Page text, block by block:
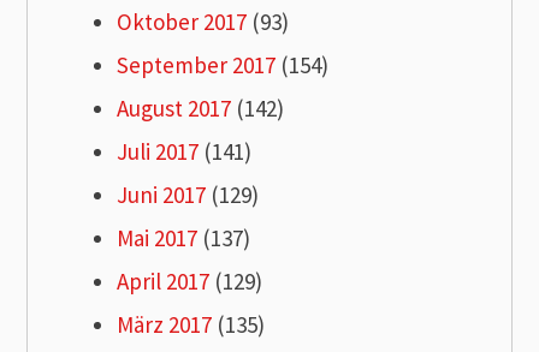
Oktober 2017 (93)
September 2017 (154)
August 2017 (142)
Juli 2017 (141)
Juni 2017 (129)
Mai 2017 (137)
April 2017 (129)
März 2017 (135)